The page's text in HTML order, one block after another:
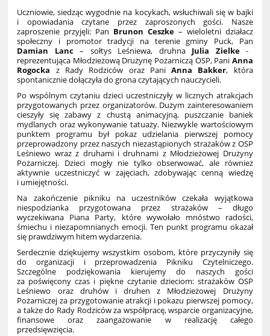
Uczniowie, siedząc wygodnie na kocykach, wsłuchiwali się w bajki
i opowiadania czytane przez zaproszonych gości. Nasze
zaproszenie przyjęli: Pan Brunon Ceszke– wieloletni działacz
społeczny i promotor tradycji na terenie gminy Puck, Pan
Damian Lanc– sołtys Leśniewa, druhna Julia Zielke-
reprezentująca Młodzieżową Drużynę Pożarniczą OSP, Pani Anna
Rogocka z Rady Rodziców oraz PaniAnna Bakker, która
spontanicznie dołączyła do grona czytających nauczycieli.
Po wspólnym czytaniu dzieci uczestniczyły w licznych atrakcjach
przygotowanych przez organizatorów. Dużym zainteresowaniem
cieszyły się zabawy z chustą animacyjną, puszczanie baniek
mydlanych oraz wykonywanie tatuaży. Niezwykle wartościowym
punktem programu był pokaz udzielania pierwszej pomocy
przeprowadzony przez naszych niezastąpionych strażaków z OSP
Leśniewo wraz z druhami i druhnami z Młodzieżowej Drużyny
Pożarniczej. Dzieci mogły nie tylko obserwować, ale również
aktywnie uczestniczyć w zajęciach, zdobywając cenną wiedzę
i umiejętności.
Na zakończenie pikniku na uczestników czekała wyjątkowa
niespodzianka przygotowana przez strażaków – długo
wyczekiwana Piana Party, które wywołało mnóstwo radości,
śmiechu i niezapomnianych emocji. Ten punkt programu okazał
się prawdziwym hitem wydarzenia.
Serdecznie dziękujemy wszystkim osobom, które przyczyniły się
do organizacji i przeprowadzenia Pikniku Czytelniczego.
Szczególne podziękowania kierujemy do naszych gości
za poświęcony czas i piękne czytanie dzieciom: strażaków OSP
Leśniewo oraz druhów i druhen z Młodzieżowej Drużyny
Pożarniczej za przygotowanie atrakcji i pokazu pierwszej pomocy,
a także do Rady Rodziców za współpracę, wsparcie organizacyjne,
finansowe oraz zaangażowanie w realizację całego
przedsięwzięcia.